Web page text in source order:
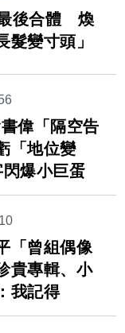
後合體 煥
髮變寸頭」
偉「隔空告
「地位變
爆小巨蛋
「曾組偶像
貴專輯、小
我記得